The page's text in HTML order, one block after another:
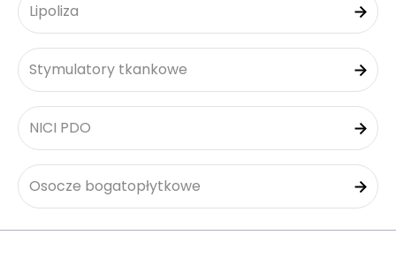
Lipoliza
Stymulatory tkankowe
NICI PDO
Osocze bogatopłytkowe